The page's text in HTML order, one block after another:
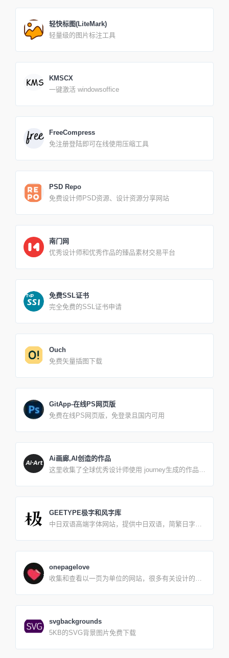
轻快标图(LiteMark)
轻量级的图片标注工具
KMSCX
一键激活 windowsoffice
FreeCompress
免注册登陆即可在线使用压缩工具
PSD Repo
免费设计师PSD资源、设计资源分享网站
南门网
优秀设计师和优秀作品的臻品素材交易平台
免费SSL证书
完全免费的SSL证书申请
Ouch
免费矢量插图下载
GitApp-在线PS网页版
免费在线PS网页版，免登录且国内可用
Ai画廊,AI创造的作品
这里收集了全球优秀设计师使用 journey生成的作品，
journey Ai作品、提示词集网站，收集了全球优秀设计
师使用journey Ai工具生成的作品和AI作品使用的关键
类型的都有，直接点查看即可，而且提示词、关键词
也可以直接复制编辑。Q.生成作品一般需要多长时间
个人体验下来也还好，很少有超过 10 分钟的，因为
度也很快。Q.平台保存了我生成的作品了吗？ A.目前
没有做该功能，也没有保存历史，如果生成的作品不
注意：链接不要在微信里打开，因为微信里打开无法
收到生成的作品。
GEETYPE极字和风字库
中日双语高端字体网站，提供中日双语，简繁日字
企业、海外版块业务提供专业的日本语字体与出海解
决方案，并提供专业购买授权。
onepagelove
收集和查看以一页为单位的网站，很多有关设计的博
svgbackgrounds
5KB的SVG背景图片免费下载